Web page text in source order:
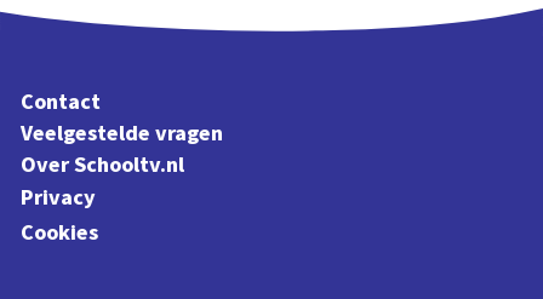
Contact
Veelgestelde vragen
Over Schooltv.nl
Privacy
Cookies